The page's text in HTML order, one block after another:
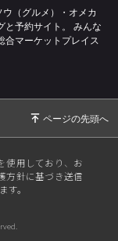
祭開催🎉無料
、夜はラーメン
、実は“このタ
て、一番お得
（グルメ）・オメカ
予約サイト。
みんな
合マーケットプレイス
使用しており、お
方針に基づき送信
す。